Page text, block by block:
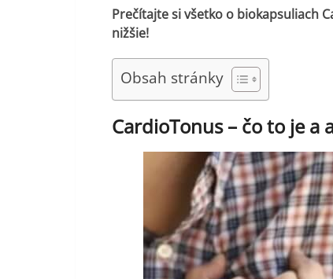
Prečítajte si všetko o biokapsuliach
nižšie!
Obsah stránky
CardioTonus – čo to je a